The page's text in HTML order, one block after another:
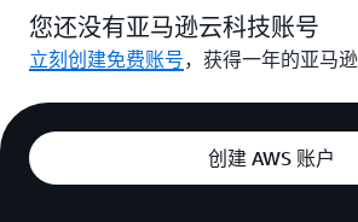
您还没有亚马逊云科技账号
立刻创建免费账号，获得一年的亚马
创建 AWS 账户